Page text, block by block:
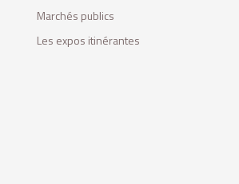
Marchés publics
Les expos itinérantes